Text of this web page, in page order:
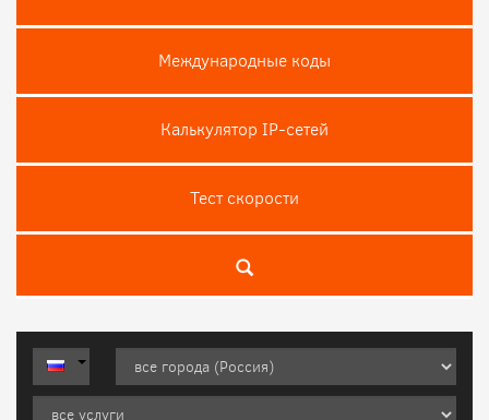
Международные коды
Калькулятор IP-сетей
Тест скороcти